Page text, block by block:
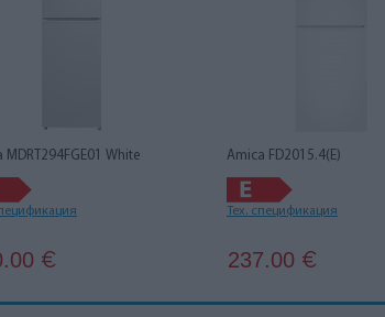
MDRT294FGE01 White
€
Amica FD2015.4(E)
Тех. спецификация
237.00 €